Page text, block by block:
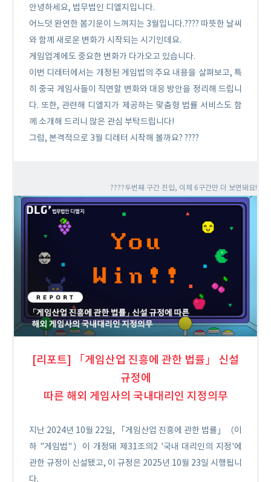
안녕하세요, 법무법인 디엘지입니다.
어느덧 완연한 봄기운이 느껴지는 3월입니다.???? 따뜻한 날씨
와 함께 새로운 변화가 시작되는 시기인데요.
게임업계에도 중요한 변화가 다가오고 있습니다.
이번 디레터에서는 개정된 게임법의 주요 내용을 살펴보고, 특
히 중국 게임사들이 직면할 변화와 대응 방안을 정리해 드립니
다. 또한, 관련해 디엘지가 제공하는 맞춤형 법률 서비스도 함
께 소개해 드리니 많은 관심 부탁드립니다!
그럼, 본격적으로 3월 디레터 시작해 볼까요? ????
????두번째 구간 진입, 이제 6구간만 더 보면돼요!
[리포트] 「 게임산업 진흥에 관한 법률 」 신설
규정에
따른 해외 게임사의 국내대리인 지정의무
지난 2024년 10월 22일, 「게임산업 진흥에 관한 법률」（이
하 "게임법"）이 개정돼 제31조의2 '국내 대리인의 지정'에
관한 규정이 신설됐고, 이 규정은 2025년 10월 23일 시행됩니
다.